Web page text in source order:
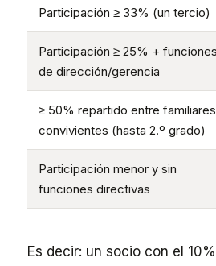
Participación ≥ 33% (un tercio)
Participación ≥ 25% + funciones
de dirección/gerencia
≥ 50% repartido entre familiares
convivientes (hasta 2.º grado)
Participación menor y sin
funciones directivas
Es decir: un socio con el